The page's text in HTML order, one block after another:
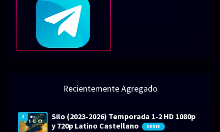
Recientemente Agregado
1
Silo (2023-2026) Temporada 1-2 HD 1080p
y 720p Latino Castellano
SERIE